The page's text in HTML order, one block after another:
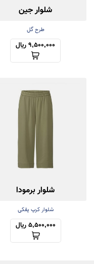
شلوار جین
طرح گل
9,500,000 ریال
شلوار برمودا
شلوار کرپ پفکی
5,500,000 ریال